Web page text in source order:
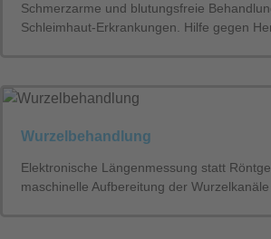
Schmerzarme und blutungsfreie
Schleimhaut-Erkrankungen. Hilfe gegen
Wurzelbehandlung
Elektronische Längenmessung statt
maschinelle Aufbereitung der Wurzelkanäle